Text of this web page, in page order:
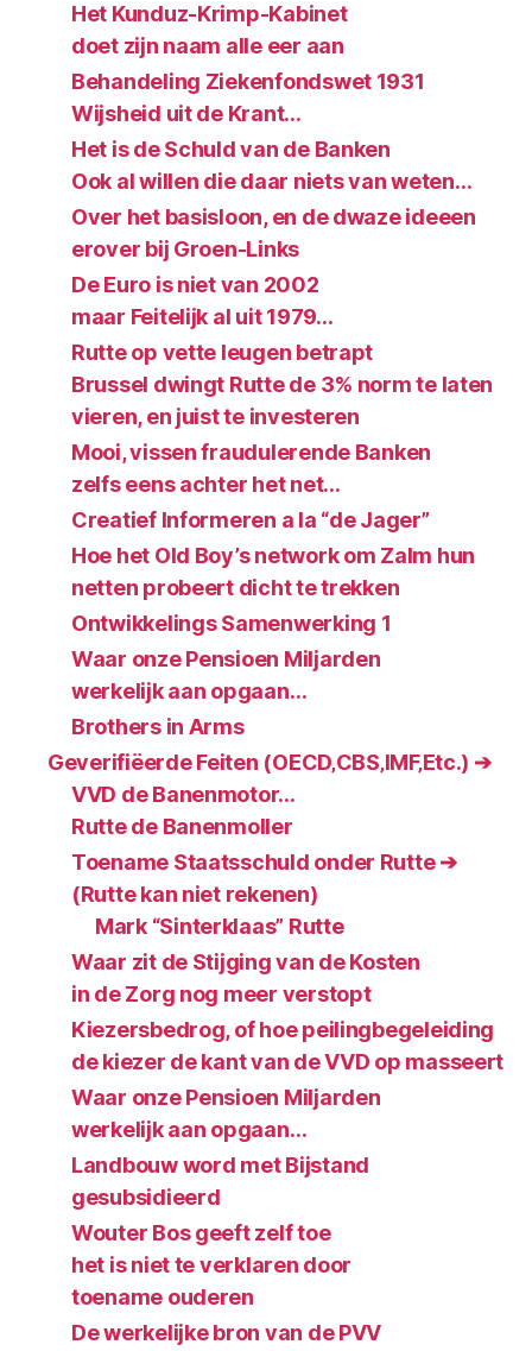
Het Kunduz-Krimp-Kabinet
doet zijn naam alle eer aan
Behandeling Ziekenfondswet 1931
Wijsheid uit de Krant…
Het is de Schuld van de Banken
Ook al willen die daar niets van weten…
Over het basisloon, en de dwaze ideeen
erover bij Groen-Links
De Euro is niet van 2002
maar Feitelijk al uit 1979…
Rutte op vette leugen betrapt
Brussel dwingt Rutte de 3% norm te laten
vieren, en juist te investeren
Mooi, vissen fraudulerende Banken
zelfs eens achter het net…
Creatief Informeren a la “de Jager”
Hoe het Old Boy’s network om Zalm hun
netten probeert dicht te trekken
Ontwikkelings Samenwerking 1
Waar onze Pensioen Miljarden
werkelijk aan opgaan…
Brothers in Arms
Geverifiëerde Feiten (OECD‚CBS‚IMF‚Etc.) ➔
VVD de Banenmotor…
Rutte de Banenmoller
Toename Staatsschuld onder Rutte ➔
(Rutte kan niet rekenen)
Mark “Sinterklaas” Rutte
Waar zit de Stijging van de Kosten
in de Zorg nog meer verstopt
Kiezersbedrog, of hoe peilingbegeleiding
de kiezer de kant van de VVD op masseert
Waar onze Pensioen Miljarden
werkelijk aan opgaan…
Landbouw word met Bijstand
gesubsidieerd
Wouter Bos geeft zelf toe
het is niet te verklaren door
toename ouderen
De werkelijke bron van de PVV